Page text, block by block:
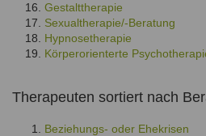
Gestalttherapie
Sexualtherapie/-Beratung
Hypnosetherapie
Körperorienterte
Therapeuten sortiert nach
Beziehungs- oder Ehekrisen